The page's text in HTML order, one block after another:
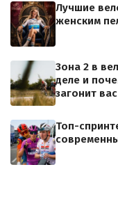
Лучшие
женским
Зона 2 в
деле и
загонит
Топ-